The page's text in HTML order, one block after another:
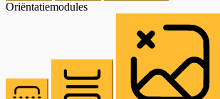
Oriëntatiemodules